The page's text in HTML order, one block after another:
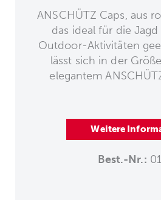
ANSCHÜTZ Caps, aus
das ideal für die
Outdoor-Aktivitäten
lässt sich in der
elegantem
Weitere
Best.-Nr.: